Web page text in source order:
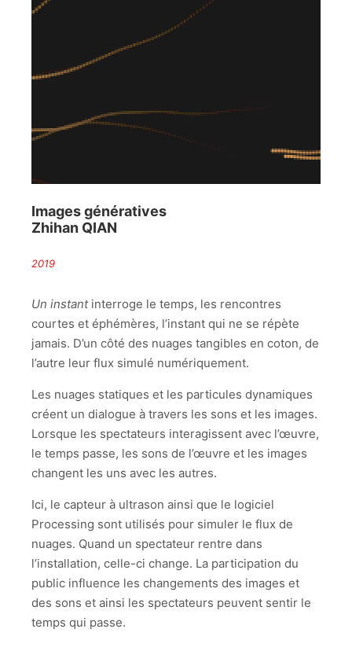
Images génératives
Zhihan QIAN
2019
Un instantinterroge le temps, les rencontres
courtes et éphémères, l’instant qui ne se répète
jamais. D’un côté des nuages tangibles en coton, de
l’autre leur flux simulé numériquement.
Les nuages statiques et les particules dynamiques
créent un dialogue à travers les sons et les images.
Lorsque les spectateurs interagissent avec l’œuvre,
le temps passe, les sons de l’œuvre et les images
changent les uns avec les autres.
Ici, le capteur à ultrason ainsi que le logiciel
Processing sont utilisés pour simuler le flux de
nuages. Quand un spectateur rentre dans
l’installation, celle-ci change. La participation du
public influence les changements des images et
des sons et ainsi les spectateurs peuvent sentir le
temps qui passe.